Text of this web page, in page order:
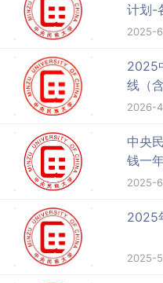
计划-
2025-
2025
线（
2026-
中央
钱一
2025-
2025
2025-